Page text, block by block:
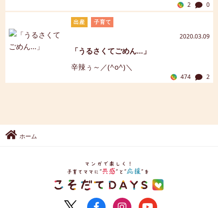
出産が間近に迫ってきたとき、お腹の張
りや痛みを感じると、これは陣痛？と気
になりますよね。陣痛はいつ始まるんだ
ろう、どのくらいの痛みなんだろうと不
安を感じる方もいるのではないでしょう
か。ただ、今感じているその痛み、もし
かしたら本陣痛ではなく「前駆陣痛」か
ます。【保健師監修】【マンガ解説】
2 0
「うるさくてごめん…」
辛辣ぅ～／(^o^)＼
出産 子育て
2020.03.09
474 2
ホーム